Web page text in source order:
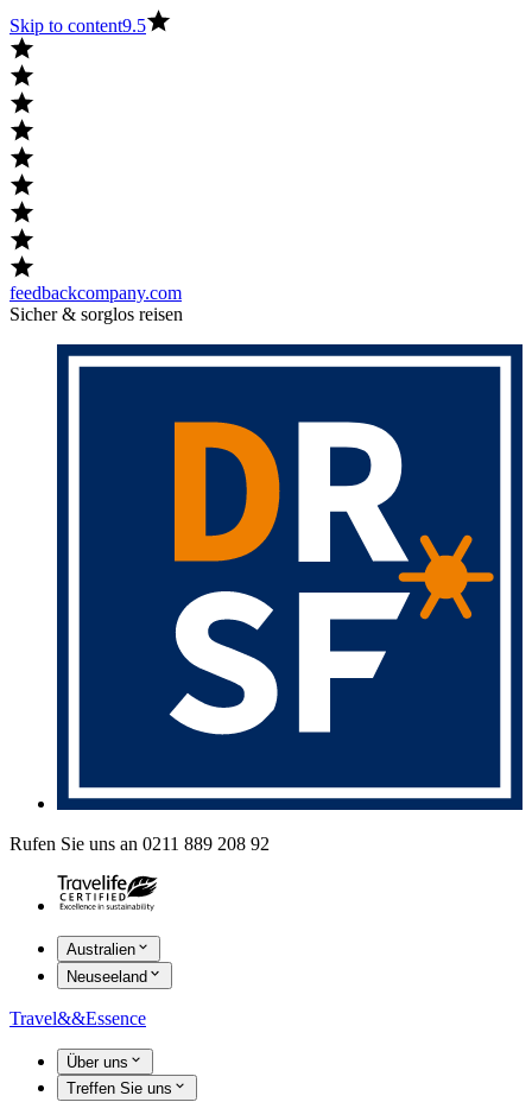
Skip to content9.5
feedbackcompany.com
Sicher & sorglos reisen
Rufen Sie uns an 0211 889 208 92
Australien
Neuseeland
Travel&&Essence
Über uns
Treffen Sie uns